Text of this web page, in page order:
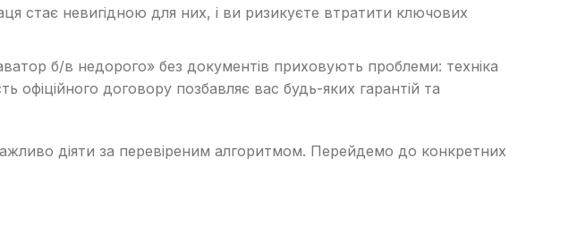
стає невигідною для них, і ви ризикуєте втратити ключових
б/в недорого» без документів приховують проблеми: техніка
офіційного договору позбавляє вас будь-яких гарантій та
діяти за перевіреним алгоритмом. Перейдемо до конкретних